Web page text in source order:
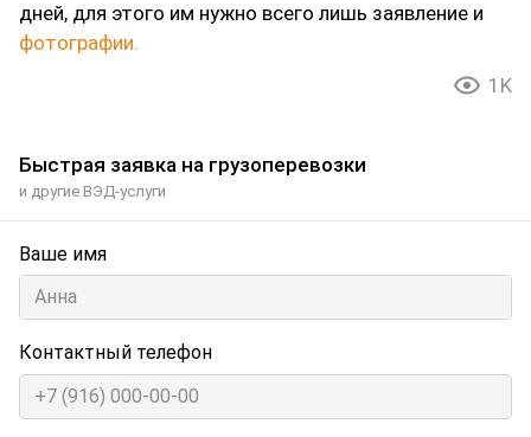
дней, для этого им нужно всего лишь заявление и
фотографии.
1K
Быстрая заявка на грузоперевозки
и другие ВЭД-услуги
Ваше имя
Контактный телефон